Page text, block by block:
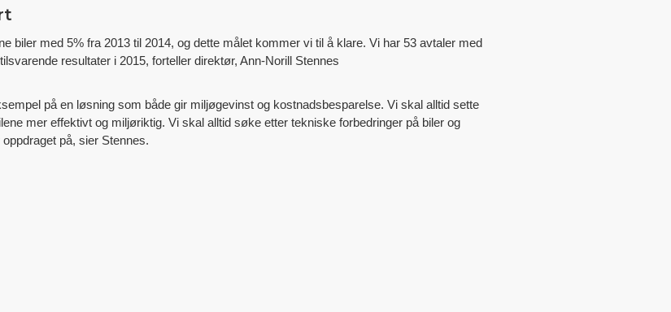
biler med 5% fra 2013 til 2014, og dette målet kommer vi til å klare. Vi har 53 avtaler med
resultater i 2015, forteller direktør, Ann-Norill Stennes
på en løsning som både gir miljøgevinst og kostnadsbesparelse. Vi skal alltid sette
mer effektivt og miljøriktig. Vi skal alltid søke etter tekniske forbedringer på biler og
på, sier Stennes.